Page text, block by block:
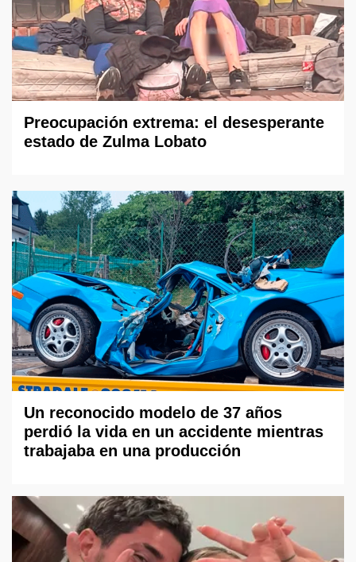
Preocupación extrema: el desesperante
estado de Zulma Lobato
Un reconocido modelo de 37 años
perdió la vida en un accidente mientras
trabajaba en una producción